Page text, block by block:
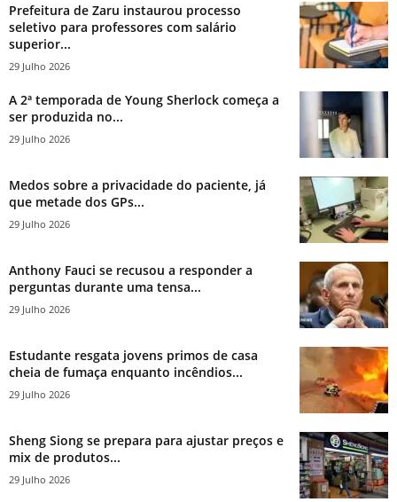
Prefeitura de Zaru instaurou processo
seletivo para professores com salário
superior...
29 Julho 2026
A 2ª temporada de Young Sherlock começa a
ser produzida no...
29 Julho 2026
Medos sobre a privacidade do paciente, já
que metade dos GPs...
29 Julho 2026
Anthony Fauci se recusou a responder a
perguntas durante uma tensa...
29 Julho 2026
Estudante resgata jovens primos de casa
cheia de fumaça enquanto incêndios...
29 Julho 2026
Sheng Siong se prepara para ajustar preços e
mix de produtos...
29 Julho 2026